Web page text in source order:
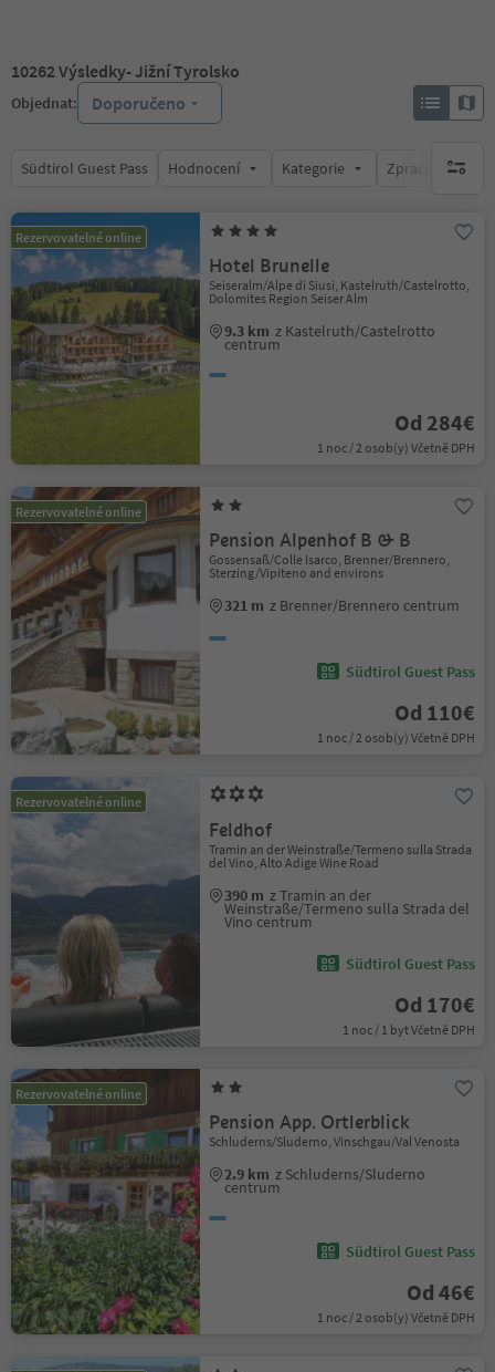
10262Výsledky- Jižní Tyrolsko
Objednat: Doporučeno
Südtirol Guest Pass Hodnocení Kategorie Zpracovávábrak
Rezervovatelné online
Hotel Brunelle
Seiseralm/Alpe di Siusi, Kastelruth/Castelrotto,
Dolomites Region Seiser Alm
9.3 km z Kastelruth/Castelrotto
centrum
Od 284€
1 noc / 2 osob(y) Včetně DPH
Rezervovatelné online
Pension Alpenhof B & B
Gossensaß/Colle Isarco, Brenner/Brennero,
Sterzing/Vipiteno and environs
321 m z Brenner/Brennero centrum
Südtirol Guest Pass
Od 110€
1 noc / 2 osob(y) Včetně DPH
Rezervovatelné online
Feldhof
Tramin an der Weinstraße/Termeno sulla Strada
del Vino, Alto Adige Wine Road
390 m z Tramin an der
Weinstraße/Termeno sulla Strada del
Vino centrum
Südtirol Guest Pass
Od 170€
1 noc / 1 byt Včetně DPH
Rezervovatelné online
Pension App. Ortlerblick
Schluderns/Sluderno, Vinschgau/Val Venosta
2.9 km z Schluderns/Sluderno
centrum
Südtirol Guest Pass
Od 46€
1 noc / 2 osob(y) Včetně DPH